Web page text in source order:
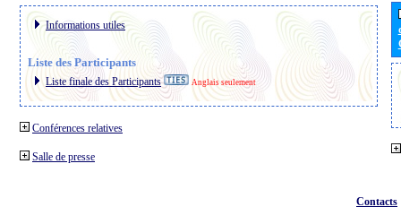
Informations utiles
Liste des Participants
Liste finale des Participants Anglais seulement
Conférences relatives
Salle de presse
Contacts